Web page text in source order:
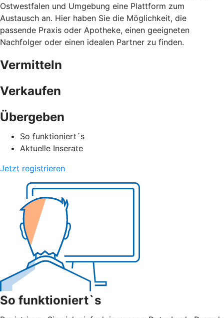
Ostwestfalen und Umgebung eine Plattform zum
Austausch an. Hier haben Sie die Möglichkeit, die
passende Praxis oder Apotheke, einen geeigneten
Nachfolger oder einen idealen Partner zu finden.
Vermitteln
Verkaufen
Übergeben
So funktioniert´s
Aktuelle Inserate
Jetzt registrieren
So funktioniert`s